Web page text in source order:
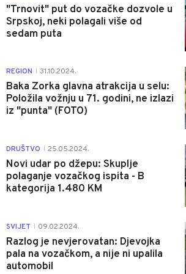
"Trnovit" put do vozačke dozvole u
Srpskoj, neki polagali više od
sedam puta
REGION 31.10.2024.
Baka Zorka glavna atrakcija u selu:
Položila vožnju u 71. godini, ne izlazi
iz "punta" (FOTO)
DRUŠTVO 25.05.2024.
Novi udar po džepu: Skuplje
polaganje vozačkog ispita - B
kategorija 1.480 KM
SVIJET 09.02.2024.
Razlog je nevjerovatan: Djevojka
pala na vozačkom, a nije ni upalila
automobil